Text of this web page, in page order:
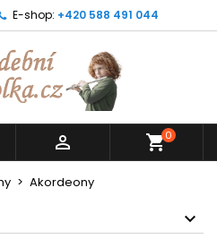
E-shop: +420 588 491 044
 shopping_cart0
Akordeony